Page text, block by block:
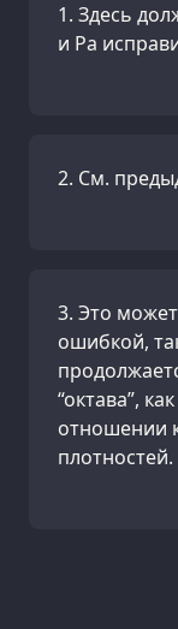
Здесь
и Ра
См.
Это
ошибкой,
“октава”,
отношении
плотностей.